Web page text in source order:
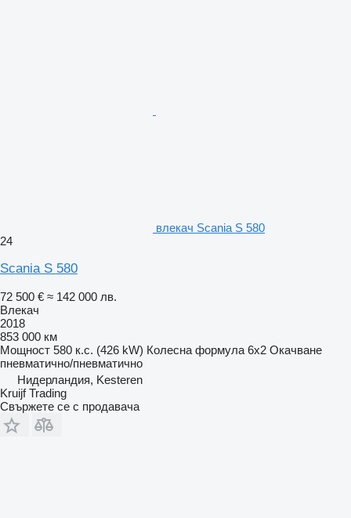
влекач Scania S 580
24
Scania S 580
72 500 € ≈ 142 000 лв.
Влекач
2018
853 000 км
Мощност 580 к.с. (426 kW) Колесна формула 6x2 Окачване
пневматично/пневматично
Нидерландия, Kesteren
Kruijf Trading
Свържете се с продавача